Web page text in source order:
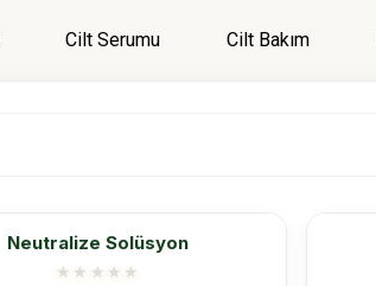
Cilt Serumu Cilt Bakım
Neutralize Solüsyon
Menü
Genel